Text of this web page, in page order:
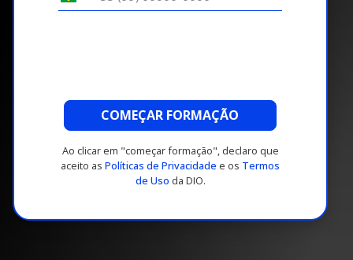
COMEÇAR FORMAÇÃO
Ao clicar em "começar formação", declaro que
aceito as Políticas de Privacidade e os Termos
de Uso da DIO.